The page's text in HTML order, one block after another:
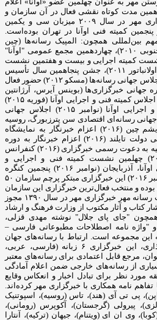
مدت کوتاه نقشی فعال در آن سازمان و
عرصه بین الملل ایفا کند. خبرگزاری مهر در سال ۲۰۰۹ میزبان سی و یکمین
کمیته فنی اوآنا در تهران بوده‌است.
بین‌لمللی همچون: المپیک رسانه‌ها (چین
۲۰۰۹)، نشست سران اوآنا (کره جنوبی ۲۰۱۰)، چهاردهمین مجمع عمومی "اوآنا"
سومین نشست کمیته اجرایی و بیست و هفتمین نشست
گروه فنی خبری اوآنا (مغولستان، اولانباتور ۲۰۱۱)، جشن پنجاهمین سال تأسیس
اوآنا (بانکوک، تایلند ۲۰۱۲) دومین اجلاس جهانی رسانه‌ها (مسکو ۲۰۱۲) حضور فعال
جهانی خبرگزاری‌ها (بوینس آیرس، آرژانتین
۲۰۱۰) بوده است. سی و هشتمین اجلاس کمیته فنی و اجرایی اوآنا (فوریه ۲۰۱۵)
سی و نهمین اجلاس کمیته فنی و اجرایی اوآنا (نوامبر ۲۰۱۵) اجلاس جهانی
(۲۰۱۶) اجلاس جهانی رسانه‌ای اقتصادی سن پترزبورگ، روسیه
(۲۰۱۶) اجلاس رسانه‌ای جاده ابریشم چین (۲۰۱۶) اعزام خبرنگار به نمایشگاه
صنعت حلال تایلند به دعوت رسمی دولت تایلند (۲۰۱۶) اعزام خبرنگار به دوره
آموزشی خبرگزاری اسپوتنیک روسیه به دعوت رسمی خبرگزاری (۲۰۱۶) کنفرانس
رسانه‌های اسلامی، اندونزی (۲۰۱۶) چهلمین نشست کمیته فنی و اجرایی و
شانزدهمین اجلاس مجمع عمومی اوآنا، آذربایجان (نوامبر ۲۰۱۶) پنجمین کنگره
جهانی خبرگزاری‌ها، آذربایجان (نوامبر ۲۰۱۶) این خبرگزاری مبتکر پرچم سازمان ۵۰
بوده و منتخب فعال‌ترین خبرگزاری این سازمان
در سال ۲۰۱۰ بوده است. انتشارات رسانه مهر خبرگزاری مهر در سال ۱۳۹۰ مجوز
کتاب و آثار مکتوب از وزارت فرهنگ و ارشاد
"جای پای جلال" نوشته مهدی قزلی،
نامه اصطلاحات مطبوعاتی فارسی –
این مجموعه است. ارتباط با رسانه‌های جهان
نظر به حضور بین‌المللی و اثرگذاری، این خبرگزاری ۶ زبانه (فارسی، عربی،
مرجع قابل اعتمادی برای رسانه‌های معتبر
از رسانه‌های خارجی ضمن اعلام آمادگی
مورد نظر برای تبادل اخبار و انعکاس وقایع
نامه همکاری با خبرگزاری مهر کرده‌اند.
پی تی آی (هند)، تاس (روسیه)، اسپوتنیک
پیرولی (گرجستان)، آکوپرس (رومانی)،
وی ان ای (ویتنام)، جیهان (ترکیه)، آنتارا